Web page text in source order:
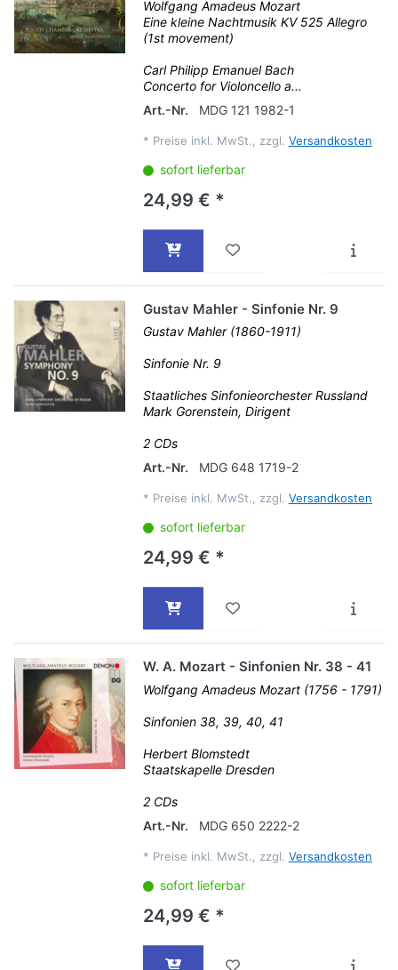
Wolfgang Amadeus Mozart
Eine kleine Nachtmusik KV 525 Allegro
(1st movement)
Carl Philipp Emanuel Bach
Concerto for Violoncello a...
Art.-Nr.
MDG 121 1982-1
* Preise inkl. MwSt., zzgl. Versandkosten
sofort lieferbar
24,99 € *
Gustav Mahler - Sinfonie Nr. 9
Gustav Mahler (1860-1911)
Sinfonie Nr. 9
Staatliches Sinfonieorchester Russland
Mark Gorenstein, Dirigent
2 CDs
Art.-Nr.
MDG 648 1719-2
* Preise inkl. MwSt., zzgl. Versandkosten
sofort lieferbar
24,99 € *
W. A. Mozart - Sinfonien Nr. 38 - 41
Wolfgang Amadeus Mozart (1756 - 1791)
Sinfonien 38, 39, 40, 41
Herbert Blomstedt
Staatskapelle Dresden
2 CDs
Art.-Nr.
MDG 650 2222-2
* Preise inkl. MwSt., zzgl. Versandkosten
sofort lieferbar
24,99 € *